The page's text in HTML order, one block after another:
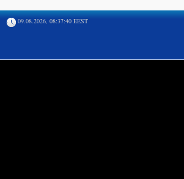
09.08.2026, 08:37:40 EEST